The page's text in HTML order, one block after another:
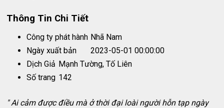
Thông Tin Chi Tiết
Công ty phát hành Nhã Nam
Ngày xuất bản
2023-05-01 00:00:00
Dịch Giả Mạnh Tường, Tố Liên
Số trang 142
" Ai cảm được điều mà ở thời đại loài người hỗn tạp ngày